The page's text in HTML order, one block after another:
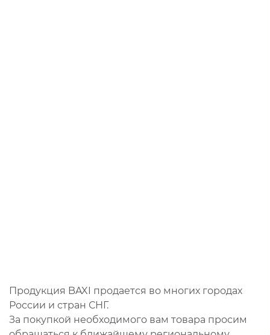
Продукция BAXI продается во многих городах
России и стран СНГ.
За покупкой необходимого вам товара просим